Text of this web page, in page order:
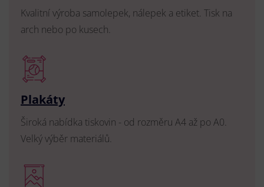
Kvalitní výroba samolepek, nálepek a etiket. Tisk na
arch nebo po kusech.
Plakáty
Široká nabídka tiskovin - od rozměru A4 až po A0.
Velký výběr materiálů.